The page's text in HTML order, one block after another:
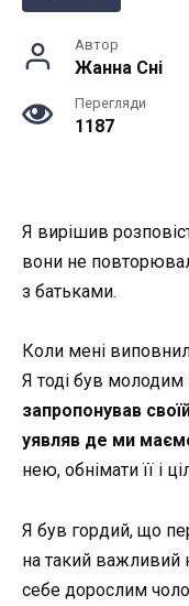
Автор
Жанна Снi
Перегляди
1187
Я вирішив
вони не
з батьками.
Коли мені
Я тоді був молодим
запропонував
уявляв де ми
нею, обнімати її і
Я був гордий, що
на такий важливий
себе дорослим